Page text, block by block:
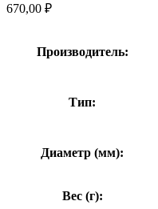
670,00 ₽
Производитель:
Тип:
Диаметр (мм):
Вес (г):